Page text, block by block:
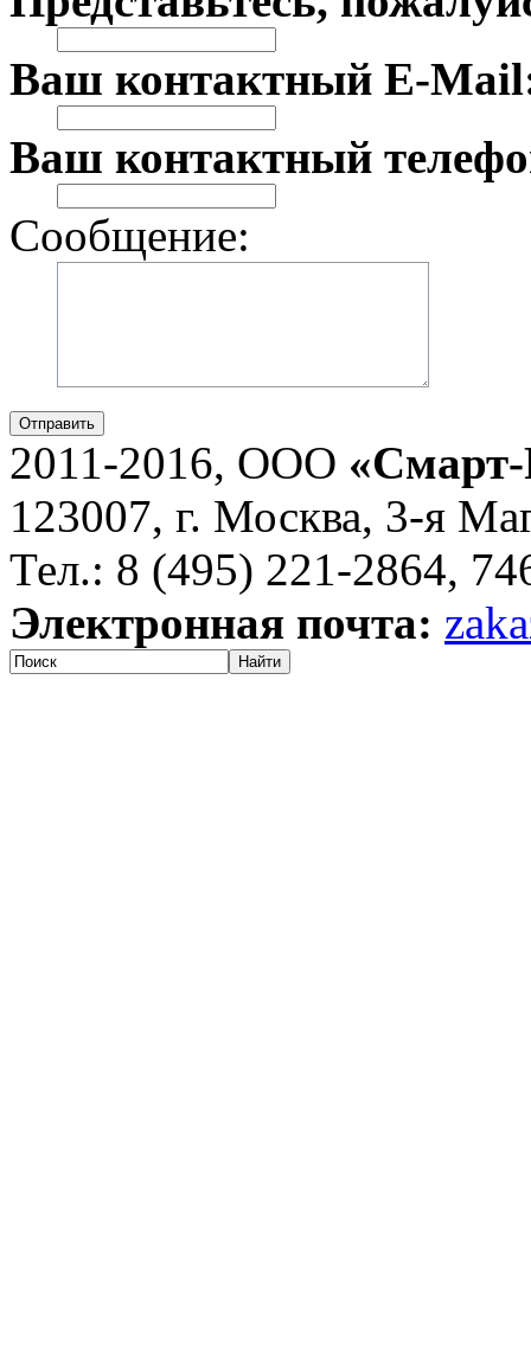
Ваш контактный E-
Ваш контактный
Сообщение:
Отправить
2011-2016, ООО
123007, г. Москва, 3-я
Тел.: 8 (495) 221-2864,
Электронная почта:
Найти